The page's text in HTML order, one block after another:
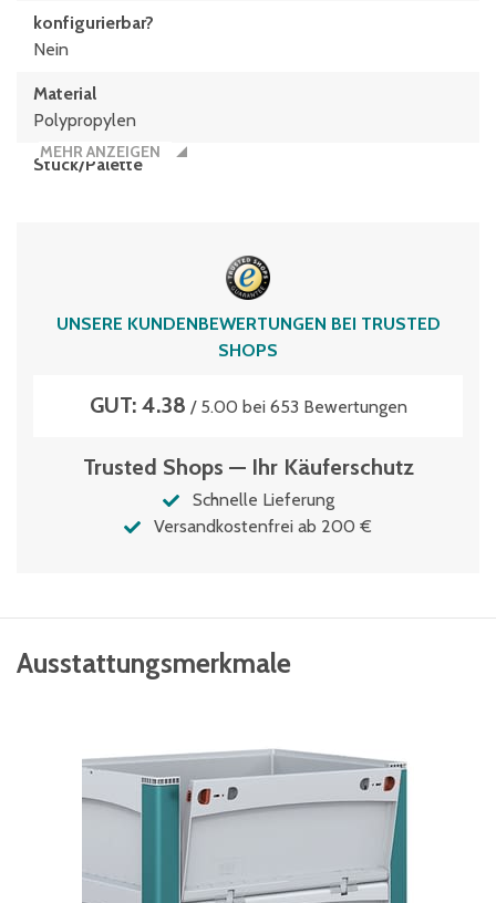
konfigurierbar?
Nein
Material
Polypropylen
Stück/Palette
223 Liter
auf Anfrage
MEHR ANZEIGEN
UNSERE KUNDENBEWERTUNGEN BEI TRUSTED
SHOPS
GUT: 4.38 / 5.00 bei 653 Bewertungen
Trusted Shops — Ihr Käuferschutz
Schnelle Lieferung
Versandkostenfrei ab 200 €
Ausstattungsmerkmale